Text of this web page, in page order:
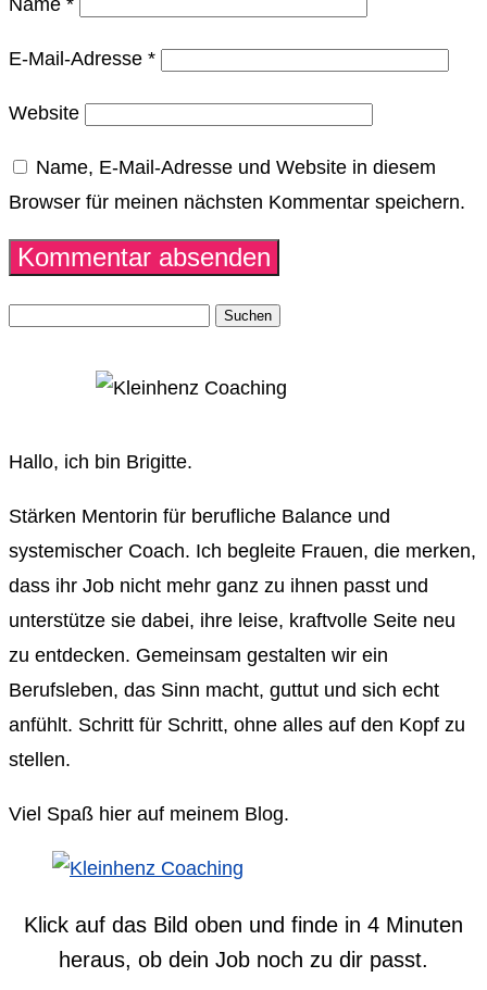
Name *
E-Mail-Adresse *
Website
Name, E-Mail-Adresse und Website in diesem
Browser für meinen nächsten Kommentar speichern.
Hallo, ich bin Brigitte.
Stärken Mentorin für berufliche Balance und
systemischer Coach. Ich begleite Frauen, die merken,
dass ihr Job nicht mehr ganz zu ihnen passt und
unterstütze sie dabei, ihre leise, kraftvolle Seite neu
zu entdecken. Gemeinsam gestalten wir ein
Berufsleben, das Sinn macht, guttut und sich echt
anfühlt. Schritt für Schritt, ohne alles auf den Kopf zu
stellen.
Viel Spaß hier auf meinem Blog.
Klick auf das Bild oben und finde in 4 Minuten
heraus, ob dein Job noch zu dir passt.